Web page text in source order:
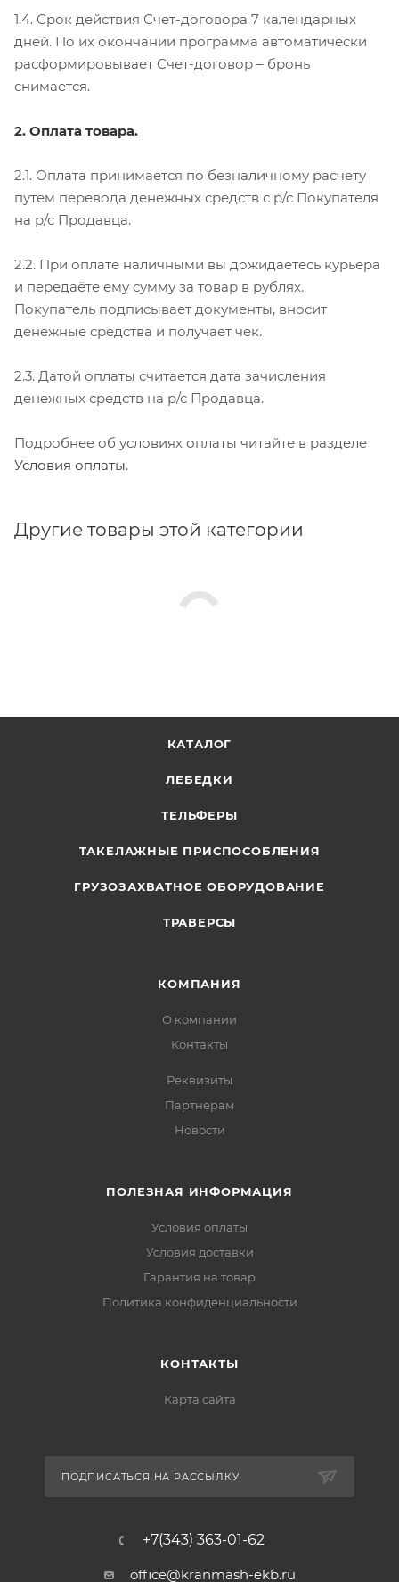
1.4. Срок действия Счет-договора 7 календарных
дней. По их окончании программа автоматически
расформировывает Счет-договор – бронь
снимается.
2. Оплата товара.
2.1. Оплата принимается по безналичному расчету
путем перевода денежных средств с р/с Покупателя
на р/с Продавца.
2.2. При оплате наличными вы дожидаетесь курьера
и передаёте ему сумму за товар в рублях.
Покупатель подписывает документы, вносит
денежные средства и получает чек.
2.3. Датой оплаты считается дата зачисления
денежных средств на р/с Продавца.
Подробнее об условиях оплаты читайте в разделе
Условия оплаты.
Другие товары этой категории
КАТАЛОГ
ЛЕБЕДКИ
ТЕЛЬФЕРЫ
ТАКЕЛАЖНЫЕ ПРИСПОСОБЛЕНИЯ
ГРУЗОЗАХВАТНОЕ ОБОРУДОВАНИЕ
ТРАВЕРСЫ
КОМПАНИЯ
О компании
Контакты
Реквизиты
Партнерам
Новости
ПОЛЕЗНАЯ ИНФОРМАЦИЯ
Условия оплаты
Условия доставки
Гарантия на товар
Политика конфиденциальности
КОНТАКТЫ
Карта сайта
ПОДПИСАТЬСЯ НА РАССЫЛКУ
+7(343) 363-01-62
office@kranmash-ekb.ru